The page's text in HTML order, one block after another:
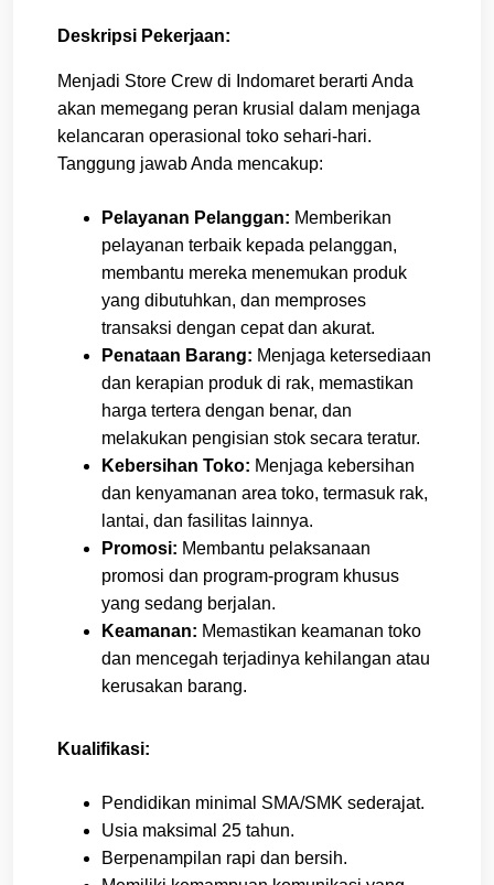
Deskripsi Pekerjaan:
Menjadi Store Crew di Indomaret berarti Anda
akan memegang peran krusial dalam menjaga
kelancaran operasional toko sehari-hari.
Tanggung jawab Anda mencakup:
Pelayanan Pelanggan: Memberikan
pelayanan terbaik kepada pelanggan,
membantu mereka menemukan produk
yang dibutuhkan, dan memproses
transaksi dengan cepat dan akurat.
Penataan Barang: Menjaga ketersediaan
dan kerapian produk di rak, memastikan
harga tertera dengan benar, dan
melakukan pengisian stok secara teratur.
Kebersihan Toko: Menjaga kebersihan
dan kenyamanan area toko, termasuk rak,
lantai, dan fasilitas lainnya.
Promosi: Membantu pelaksanaan
promosi dan program-program khusus
yang sedang berjalan.
Keamanan: Memastikan keamanan toko
dan mencegah terjadinya kehilangan atau
kerusakan barang.
Kualifikasi:
Pendidikan minimal SMA/SMK sederajat.
Usia maksimal 25 tahun.
Berpenampilan rapi dan bersih.